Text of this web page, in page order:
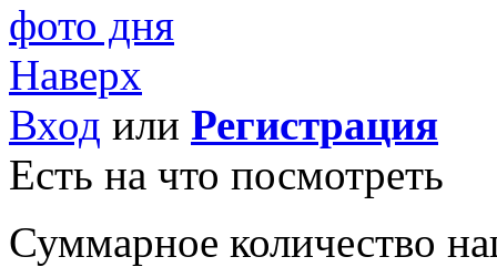
фото дня
Наверх
Вход или Регистрация
Есть на что посмотреть
Суммарное количество